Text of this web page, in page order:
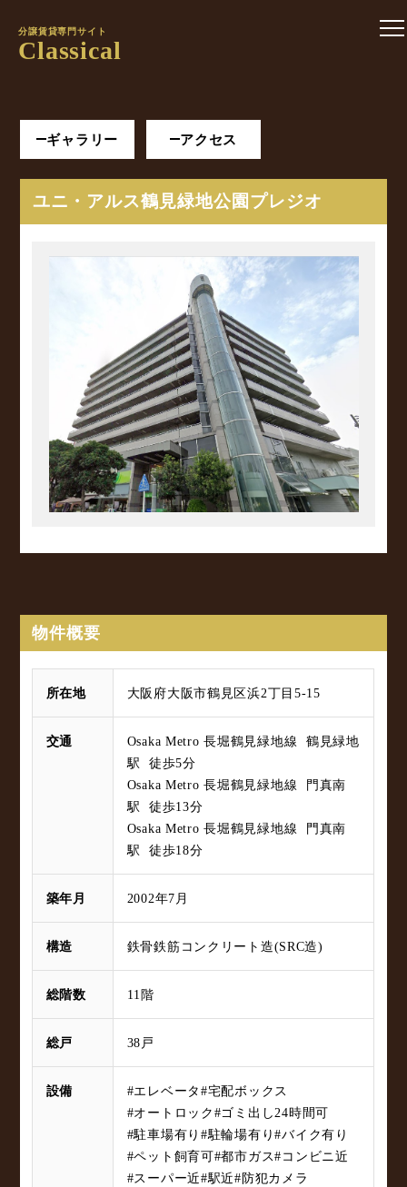
分譲賃貸専門サイト
Classical
ギャラリー アクセス
ユニ・アルス鶴見緑地公園プレジオ
物件概要
所在地 大阪府大阪市鶴見区浜2丁目5-15
交通
Osaka Metro 長堀鶴見緑地線 鶴見緑地
駅 徒歩5分
Osaka Metro 長堀鶴見緑地線 門真南
駅 徒歩13分
Osaka Metro 長堀鶴見緑地線 門真南
駅 徒歩18分
築年月 2002年7月
構造 鉄骨鉄筋コンクリート造(SRC造)
総階数 11階
総戸 38戸
設備 #エレベータ#宅配ボックス
#オートロック#ゴミ出し24時間可
#駐車場有り#駐輪場有り#バイク有り
#ペット飼育可#都市ガス#コンビニ近
#スーパー近#駅近#防犯カメラ